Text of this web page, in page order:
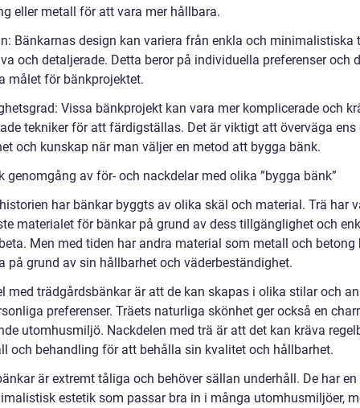
eller metall för att vara mer hållbara.
Bänkarnas design kan variera från enkla och minimalistiska
och detaljerade. Detta beror på individuella preferenser och
målet för bänkprojektet.
Vissa bänkprojekt kan vara mer komplicerade och
tekniker för att färdigställas. Det är viktigt att överväga ens
och kunskap när man väljer en metod att bygga bänk.
genomgång av för- och nackdelar med olika ”bygga bänk”
har bänkar byggts av olika skäl och material. Trä har
materialet för bänkar på grund av dess tillgänglighet och
Men med tiden har andra material som metall och betong
på grund av sin hållbarhet och väderbeständighet.
med trädgårdsbänkar är att de kan skapas i olika stilar och
preferenser. Träets naturliga skönhet ger också en
utomhusmiljö. Nackdelen med trä är att det kan kräva
och behandling för att behålla sin kvalitet och hållbarhet.
är extremt tåliga och behöver sällan underhåll. De har
estetik som passar bra in i många utomhusmiljöer,